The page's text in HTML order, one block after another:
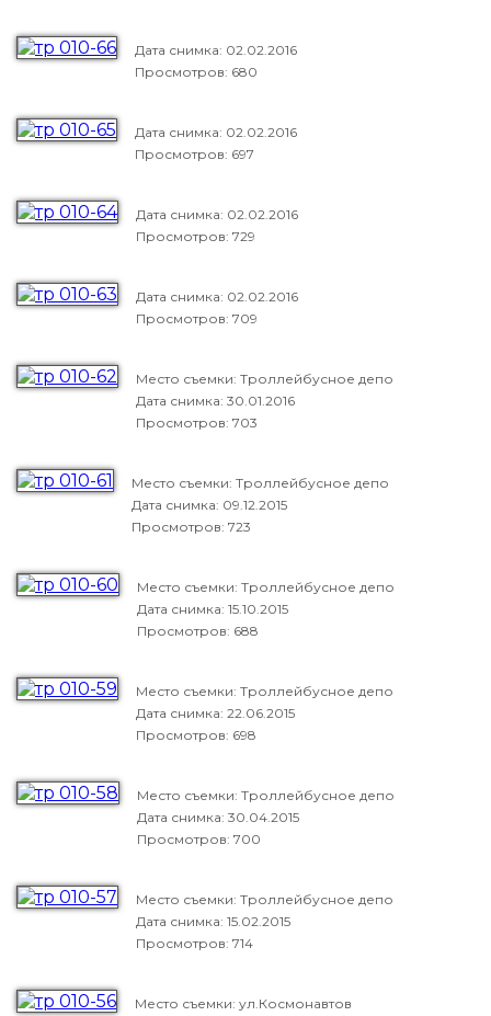
Дата снимка: 02.02.2016
Просмотров: 680
Дата снимка: 02.02.2016
Просмотров: 697
Дата снимка: 02.02.2016
Просмотров: 729
Дата снимка: 02.02.2016
Просмотров: 709
Место съемки: Троллейбусное депо
Дата снимка: 30.01.2016
Просмотров: 703
Место съемки: Троллейбусное депо
Дата снимка: 09.12.2015
Просмотров: 723
Место съемки: Троллейбусное депо
Дата снимка: 15.10.2015
Просмотров: 688
Место съемки: Троллейбусное депо
Дата снимка: 22.06.2015
Просмотров: 698
Место съемки: Троллейбусное депо
Дата снимка: 30.04.2015
Просмотров: 700
Место съемки: Троллейбусное депо
Дата снимка: 15.02.2015
Просмотров: 714
Место съемки: ул.Космонавтов